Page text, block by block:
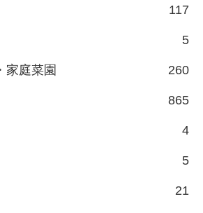
117
5
家庭菜園 260
865
4
5
21